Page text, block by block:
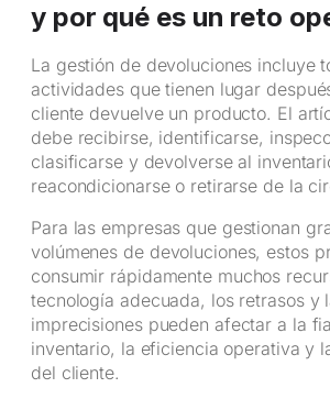
y por qué es un reto
La gestión de devoluciones incluye
actividades que tienen lugar
cliente devuelve un producto. El
debe recibirse, identificarse,
clasificarse y devolverse al
reacondicionarse o retirarse de la
Para las empresas que gestionan
volúmenes de devoluciones, estos
consumir rápidamente muchos
tecnología adecuada, los retrasos y
imprecisiones pueden afectar a la
inventario, la eficiencia operativa y
del cliente.